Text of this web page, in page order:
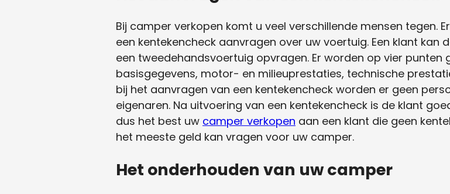
Bij camper verkopen komt u veel verschillende mensen tegen.
een kentekencheck aanvragen over uw voertuig. Een klant kan
een tweedehandsvoertuig opvragen. Er worden op vier punten
basisgegevens, motor- en milieuprestaties, technische
bij het aanvragen van een kentekencheck worden er geen
eigenaren. Na uitvoering van een kentekencheck is de klant
dus het best uw camper verkopen aan een klant die geen
het meeste geld kan vragen voor uw camper.
Het onderhouden van uw camper